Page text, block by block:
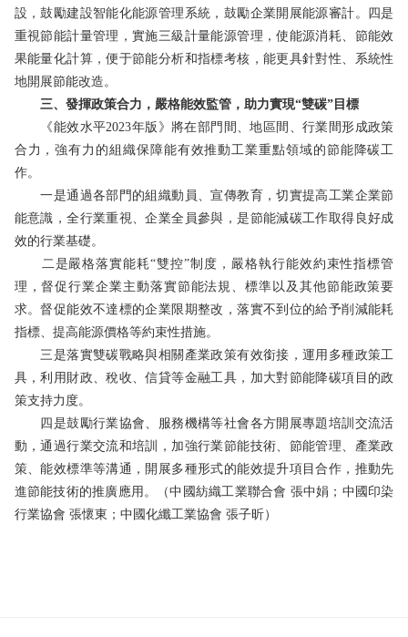
設，鼓勵建設智能化能源管理系統，鼓勵企業開展能源審計。四是
重視節能計量管理，實施三級計量能源管理，使能源消耗、節能效
果能量化計算，便于節能分析和指標考核，能更具針對性、系統性
地開展節能改造。
三、發揮政策合力，嚴格能效監管，助力實現“雙碳”目標
《能效水平2023年版》將在部門間、地區間、行業間形成政策
合力，強有力的組織保障能有效推動工業重點領域的節能降碳工
作。
一是通過各部門的組織動員、宣傳教育，切實提高工業企業節
能意識，全行業重視、企業全員參與，是節能減碳工作取得良好成
效的行業基礎。
二是嚴格落實能耗“雙控”制度，嚴格執行能效約束性指標管
理，督促行業企業主動落實節能法規、標準以及其他節能政策要
求。督促能效不達標的企業限期整改，落實不到位的給予削減能耗
指標、提高能源價格等約束性措施。
三是落實雙碳戰略與相關產業政策有效銜接，運用多種政策工
具，利用財政、稅收、信貸等金融工具，加大對節能降碳項目的政
策支持力度。
四是鼓勵行業協會、服務機構等社會各方開展專題培訓交流活
動，通過行業交流和培訓，加強行業節能技術、節能管理、產業政
策、能效標準等溝通，開展多種形式的能效提升項目合作，推動先
進節能技術的推廣應用。（中國紡織工業聯合會 張中娟；中國印染
行業協會 張懷東；中國化纖工業協會 張子昕）